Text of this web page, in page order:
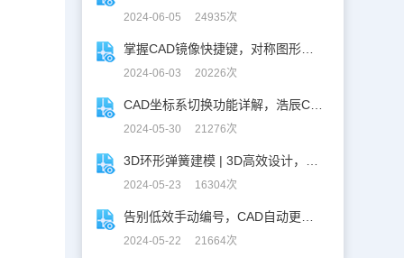
2024-06-05 24935次
2024-06-03 20226次
2024-05-30 21276次
2024-05-23 16304次
2024-05-22 21664次